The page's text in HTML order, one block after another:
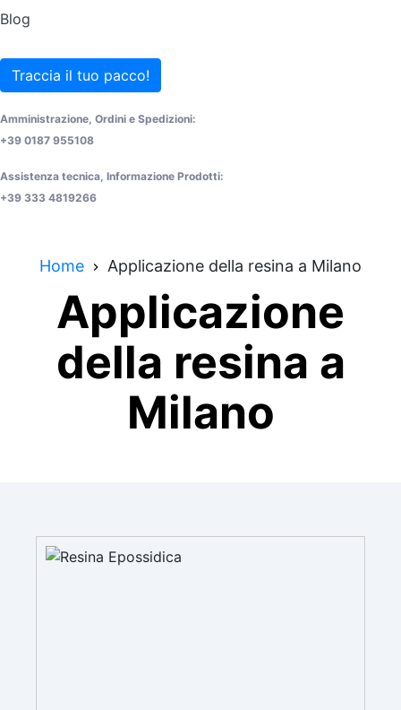
Blog
Traccia il tuo pacco!
Amministrazione, Ordini e Spedizioni:
+39 0187 955108
Assistenza tecnica, Informazione Prodotti:
+39 333 4819266
Home Applicazione della resina a Milano
Applicazione
della resina a
Milano